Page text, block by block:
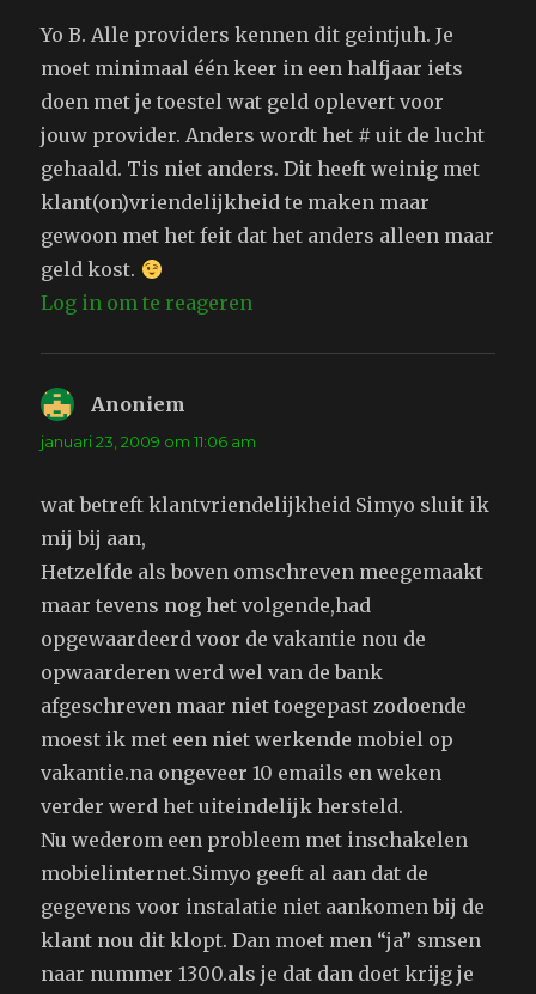
Yo B. Alle providers kennen dit geintjuh. Je
moet minimaal één keer in een halfjaar iets
doen met je toestel wat geld oplevert voor
jouw provider. Anders wordt het # uit de lucht
gehaald. Tis niet anders. Dit heeft weinig met
klant(on)vriendelijkheid te maken maar
gewoon met het feit dat het anders alleen maar
geld kost.
Log in om te reageren
Anoniem
januari 23, 2009 om 11:06 am
wat betreft klantvriendelijkheid Simyo sluit ik
mij bij aan,
Hetzelfde als boven omschreven meegemaakt
maar tevens nog het volgende,had
opgewaardeerd voor de vakantie nou de
opwaarderen werd wel van de bank
afgeschreven maar niet toegepast zodoende
moest ik met een niet werkende mobiel op
vakantie.na ongeveer 10 emails en weken
verder werd het uiteindelijk hersteld.
Nu wederom een probleem met inschakelen
mobielinternet.Simyo geeft al aan dat de
gegevens voor instalatie niet aankomen bij de
klant nou dit klopt. Dan moet men “ja” smsen
naar nummer 1300.als je dat dan doet krijg je